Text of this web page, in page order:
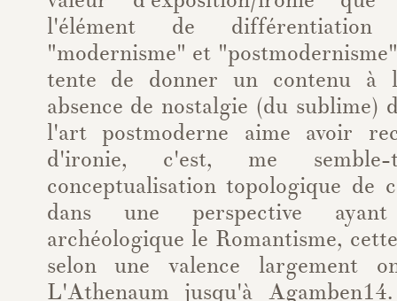
l'élément de différentiation
"modernisme" et
tente de donner un contenu à
absence de nostalgie (du sublime)
l'art postmoderne aime avoir
d'ironie, c'est, me
conceptualisation topologique de
dans une perspective
archéologique le Romantisme,
selon une valence largement
L'Athenaum jusqu'à Agamben14